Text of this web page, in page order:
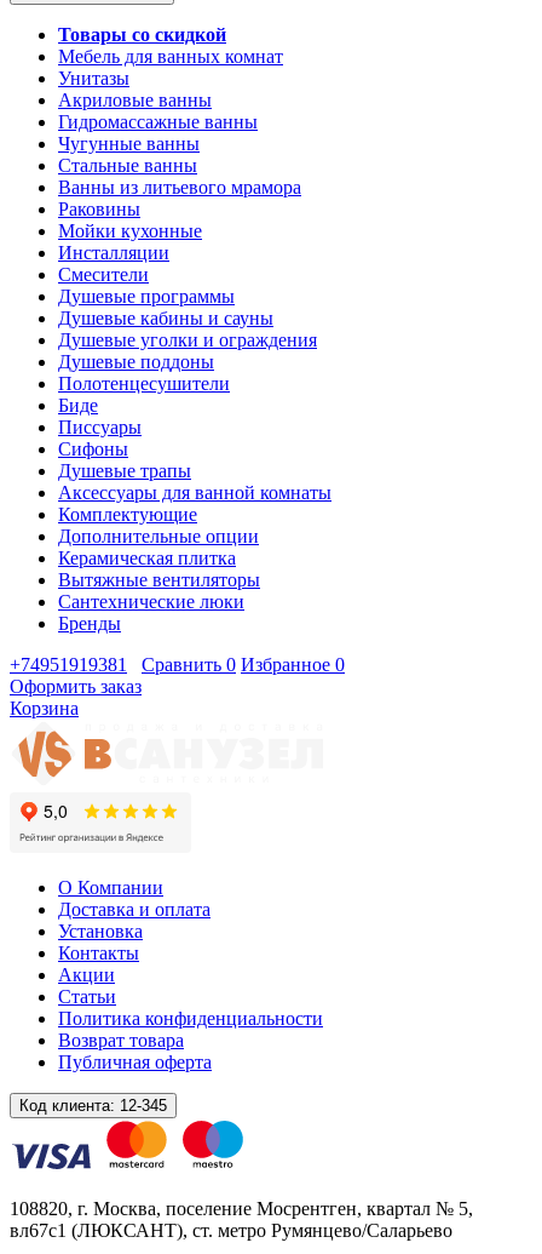
Товары со скидкой
Мебель для ванных комнат
Унитазы
Акриловые ванны
Гидромассажные ванны
Чугунные ванны
Стальные ванны
Ванны из литьевого мрамора
Раковины
Мойки кухонные
Инсталляции
Смесители
Душевые программы
Душевые кабины и сауны
Душевые уголки и ограждения
Душевые поддоны
Полотенцесушители
Биде
Писсуары
Сифоны
Душевые трапы
Аксессуары для ванной комнаты
Комплектующие
Дополнительные опции
Керамическая плитка
Вытяжные вентиляторы
Сантехнические люки
Бренды
+74951919381
Сравнить 0 Избранное 0
Оформить заказ
Корзина
О Компании
Доставка и оплата
Установка
Контакты
Акции
Статьи
Политика конфиденциальности
Возврат товара
Публичная оферта
Код клиента: 12-345
108820, г. Москва, поселение Мосрентген, квартал № 5,
вл67с1 (ЛЮКСАНТ), ст. метро Румянцево/Саларьево